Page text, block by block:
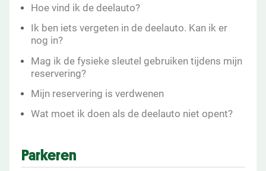
Hoe vind ik de deelauto?
Ik ben iets vergeten in de deelauto. Kan ik er
nog in?
Mag ik de fysieke sleutel gebruiken tijdens mijn
reservering?
Mijn reservering is verdwenen
Wat moet ik doen als de deelauto niet opent?
Parkeren